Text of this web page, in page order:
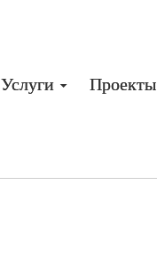
Услуги Проекты